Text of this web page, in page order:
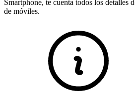
Smartphone, te cuenta todos los detalles
de móviles.